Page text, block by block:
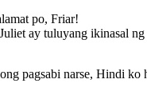
po, Friar!
ay tuluyang ikinasal
pagsabi narse, Hindi